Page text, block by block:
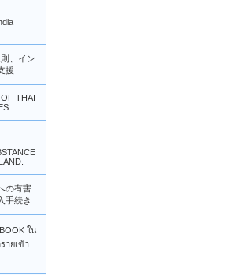
、イン
援
THAI
の有害
手続き
ใน
ายเข้า